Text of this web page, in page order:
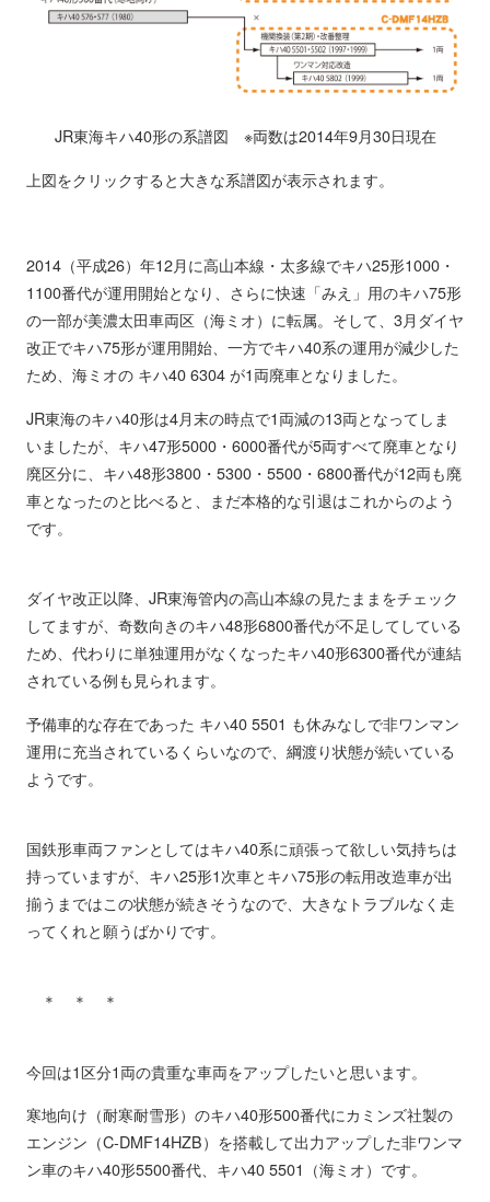
JR東海キハ40形の系譜図 ※両数は2014年9月30日現在
上図をクリックすると大きな系譜図が表示されます。
2014（平成26）年12月に高山本線・太多線でキハ25形1000・
1100番代が運用開始となり、さらに快速「みえ」用のキハ75形
の一部が美濃太田車両区（海ミオ）に転属。そして、3月ダイヤ
改正でキハ75形が運用開始、一方でキハ40系の運用が減少した
ため、海ミオの キハ40 6304 が1両廃車となりました。
JR東海のキハ40形は4月末の時点で1両減の13両となってしま
いましたが、キハ47形5000・6000番代が5両すべて廃車となり
廃区分に、キハ48形3800・5300・5500・6800番代が12両も廃
車となったのと比べると、まだ本格的な引退はこれからのよう
です。
ダイヤ改正以降、JR東海管内の高山本線の見たままをチェック
してますが、奇数向きのキハ48形6800番代が不足してしている
ため、代わりに単独運用がなくなったキハ40形6300番代が連結
されている例も見られます。
予備車的な存在であった キハ40 5501 も休みなしで非ワンマン
運用に充当されているくらいなので、綱渡り状態が続いている
ようです。
国鉄形車両ファンとしてはキハ40系に頑張って欲しい気持ちは
持っていますが、キハ25形1次車とキハ75形の転用改造車が出
揃うまではこの状態が続きそうなので、大きなトラブルなく走
ってくれと願うばかりです。
＊ ＊ ＊
今回は1区分1両の貴重な車両をアップしたいと思います。
寒地向け（耐寒耐雪形）のキハ40形500番代にカミンズ社製の
エンジン（C-DMF14HZB）を搭載して出力アップした非ワンマ
ン車のキハ40形5500番代、キハ40 5501（海ミオ）です。